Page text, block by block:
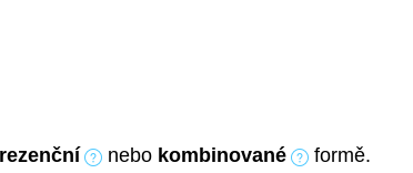
nebo kombinované
formě.